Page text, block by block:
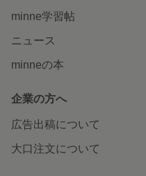
minne学習帖
ニュース
minneの本
企業の方へ
広告出稿について
大口注文について